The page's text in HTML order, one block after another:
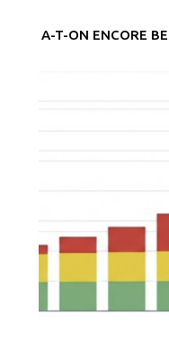
A-T-ON ENCORE